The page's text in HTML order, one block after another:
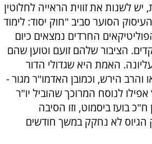
לשנות את זווית הראייה לחלוטין
הסוער סביב "חוק יסוד: לימוד
החרדים נמצאים כיום
הציבור שלהם זועם וטוען שהם
האמת היא שגדולי הדור
והרב הירש, וכמובן האדמו"ר מגור -
לנוסח המרוכך שהוביל יו"ר
בועז ביסמוט, וזו הסיבה
הגיוס לא נחקק במשך חודשים